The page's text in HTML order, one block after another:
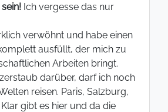
Ich vergesse das nur
verwöhnt und habe einen
ausfüllt, der mich zu
Arbeiten bringt.
darüber, darf ich noch
reisen. Paris, Salzburg,
gibt es hier und da die